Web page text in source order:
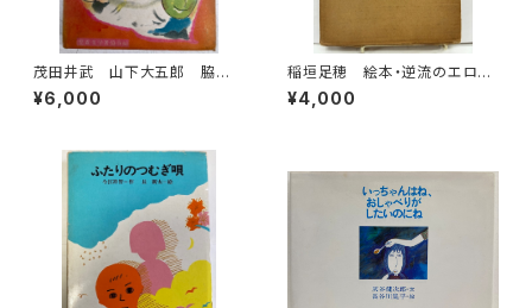
茂田井武 山下大五郎 脇田
和 日本児童文学選 年刊第
二集 児童文学者協会 編 昭
¥6,000
稲垣足穂 絵本・逆流のエロ
ス 1970年 函 現代ブック
社
¥4,000